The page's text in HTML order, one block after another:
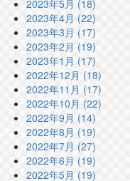
2023年5月 (18)
2023年4月 (22)
2023年3月 (17)
2023年2月 (19)
2023年1月 (17)
2022年12月 (18)
2022年11月 (17)
2022年10月 (22)
2022年9月 (14)
2022年8月 (19)
2022年7月 (27)
2022年6月 (19)
2022年5月 (19)